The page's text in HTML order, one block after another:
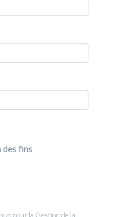
fins
pour la Gestion de la